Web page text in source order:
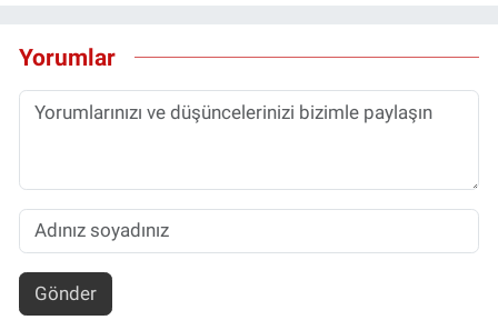
Yorumlar
Gönder